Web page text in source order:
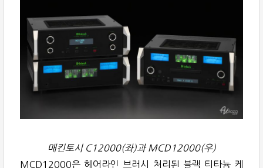
매킨토시 C12000(좌)과 MCD12000(우)
MCD12000은 헤어라인 브러시 처리된 블랙 티타늄 케